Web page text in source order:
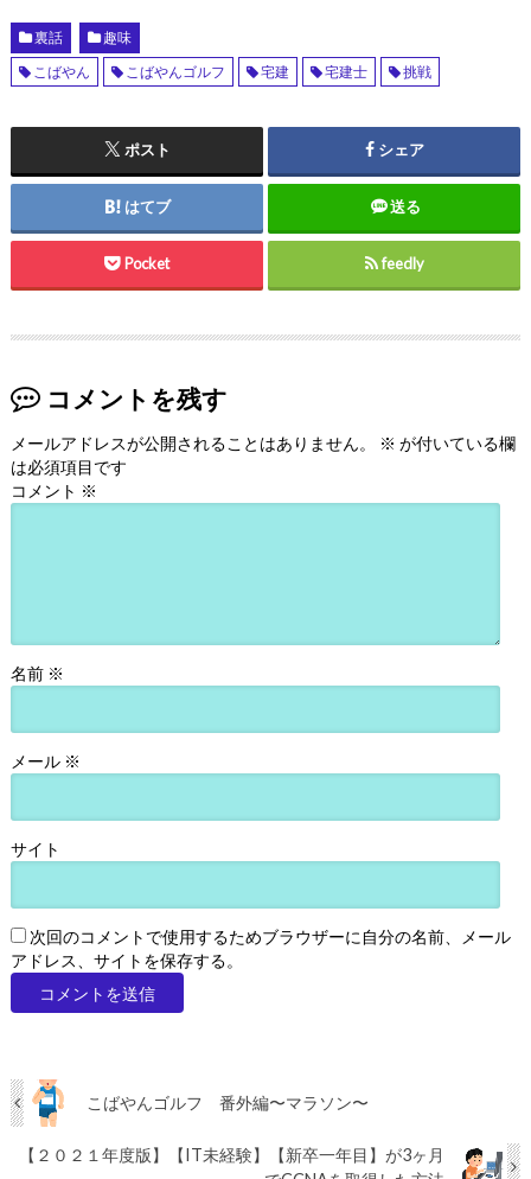
裏話
趣味
こばやん
こばやんゴルフ 宅建 宅建士 挑戦
ポスト シェア
はてブ 送る
Pocket feedly
コメントを残す
メールアドレスが公開されることはありません。 ※ が付いている欄
は必須項目です
コメント ※
名前 ※
メール ※
サイト
次回のコメントで使用するためブラウザーに自分の名前、メール
アドレス、サイトを保存する。
こばやんゴルフ 番外編〜マラソン〜
【２０２１年度版】【IT未経験】【新卒一年目】が3ヶ月